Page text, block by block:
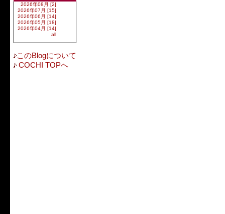
2026年08月 [2]
2026年07月 [15]
2026年06月 [14]
2026年05月 [18]
2026年04月 [14]
all
このBlogについて
COCHI TOPへ